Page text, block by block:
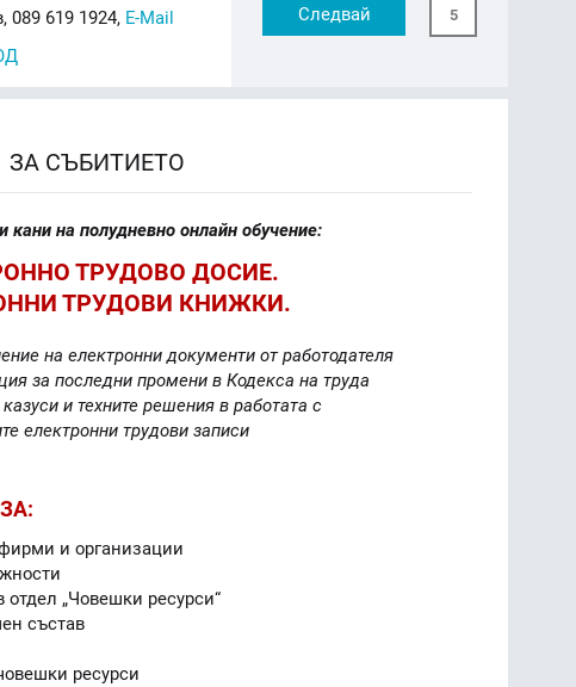
619 1924, E-Mail
Следвай 5
ЗА СЪБИТИЕТО
кани на полудневно онлайн обучение:
ТРУДОВО ДОСИЕ.
ТРУДОВИ КНИЖКИ.
на електронни документи от работодателя
за последни промени в Кодекса на труда
и техните решения в работата с
електронни трудови записи
и организации
„Човешки ресурси“
състав
ресурси